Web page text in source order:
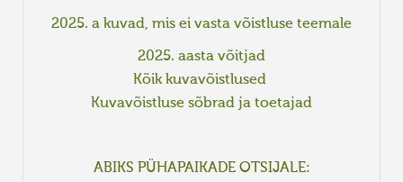
2025. a kuvad, mis ei vasta võistluse teemale
2025. aasta võitjad
Kõik kuvavõistlused
Kuvavõistluse sõbrad ja toetajad
ABIKS PÜHAPAIKADE OTSIJALE: